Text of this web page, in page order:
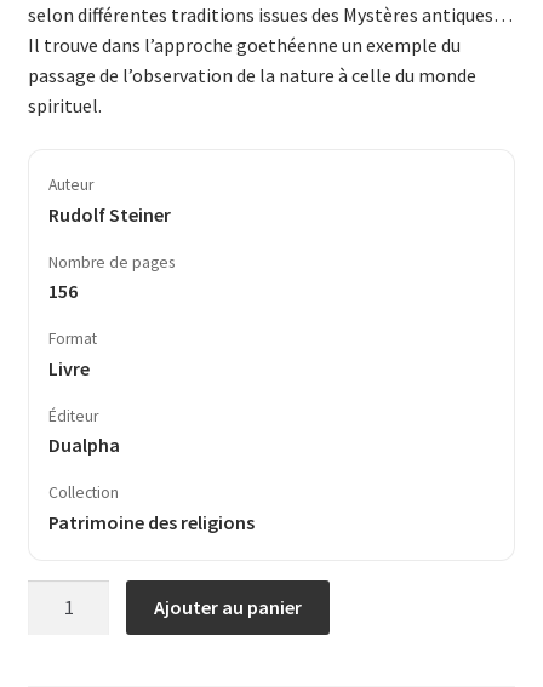
selon différentes traditions issues des Mystères antiques…
Il trouve dans l’approche goethéenne un exemple du
passage de l’observation de la nature à celle du monde
spirituel.
Auteur
Rudolf Steiner
Nombre de pages
156
Format
Livre
Éditeur
Dualpha
Collection
Patrimoine des religions
Ajouter au panier